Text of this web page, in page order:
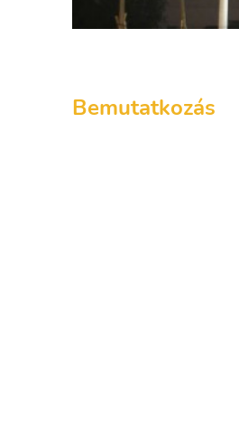
Bemutatkozás